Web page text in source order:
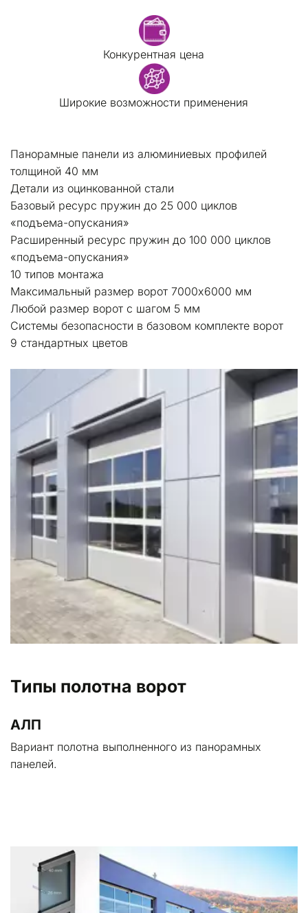
Конкурентная цена
Широкие возможности применения
Панорамные панели из алюминиевых профилей
толщиной 40 мм
Детали из оцинкованной стали
Базовый ресурс пружин до 25 000 циклов
«подъема-опускания»
Расширенный ресурс пружин до 100 000 циклов
«подъема-опускания»
10 типов монтажа
Максимальный размер ворот 7000х6000 мм
Любой размер ворот с шагом 5 мм
Системы безопасности в базовом комплекте ворот
9 стандартных цветов
Типы полотна ворот
АЛП
Вариант полотна выполненного из панорамных
панелей.